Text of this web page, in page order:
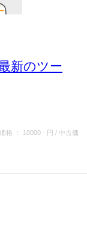
新のツー
格 ： 10000 - 円 / 中古価